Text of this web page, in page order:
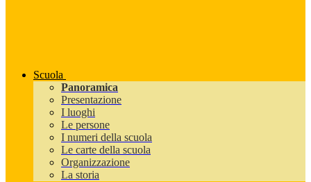
Scuola
Panoramica
Presentazione
I luoghi
Le persone
I numeri della scuola
Le carte della scuola
Organizzazione
La storia